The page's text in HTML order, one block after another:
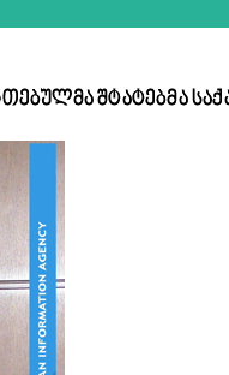
შტატებმა